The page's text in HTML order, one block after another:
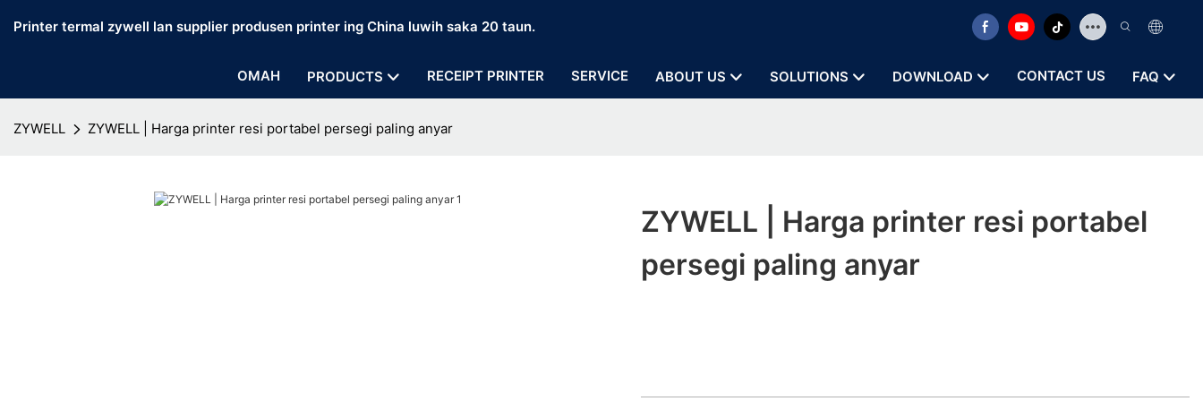
Printer termal zywell lan supplier produsen printer ing China luwih saka 20 taun.
OMAH PRODUCTS RECEIPT PRINTER SERVICE ABOUT US SOLUTIONS DOWNLOAD CONTACT US FAQ
ZYWELL ZYWELL | Harga printer resi portabel persegi paling anyar
ZYWELL | Harga printer resi portabel
persegi paling anyar